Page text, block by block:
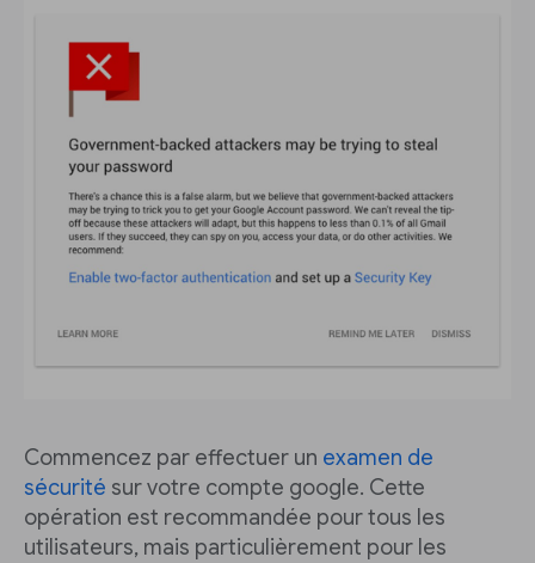
Commencez par effectuer un examen de
sécurité sur votre compte google. Cette
opération est recommandée pour tous les
utilisateurs, mais particulièrement pour les